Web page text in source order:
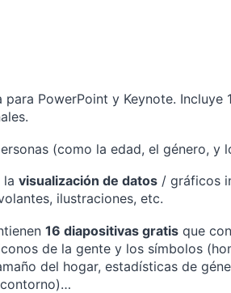
PowerPoint y Keynote. Incluye
(como la edad, el género, y
la visualización de datos / gráficos
ilustraciones, etc.
16 diapositivas gratis que
de la gente y los símbolos
del hogar, estadísticas de